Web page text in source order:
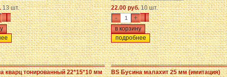
13 шт. 22.00 руб.10 шт.
- +
подробнее
кварц тонированный 22*15*10 мм BS Бусина малахит 25 мм (имитация)